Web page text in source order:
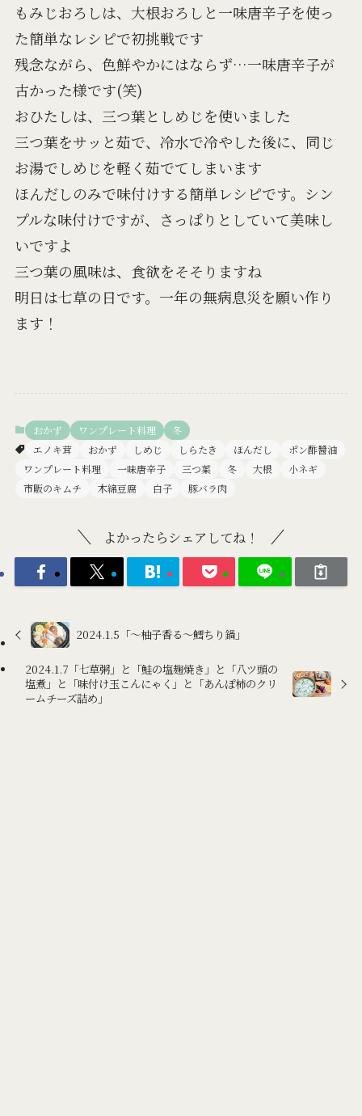
もみじおろしは、大根おろしと一味唐辛子を使っ
た簡単なレシピで初挑戦です
残念ながら、色鮮やかにはならず…一味唐辛子が
古かった様です(笑)
おひたしは、三つ葉としめじを使いました
三つ葉をサッと茹で、冷水で冷やした後に、同じ
お湯でしめじを軽く茹でてしまいます
ほんだしのみで味付けする簡単レシピです。シン
プルな味付けですが、さっぱりとしていて美味し
いですよ
三つ葉の風味は、食欲をそそりますね
明日は七草の日です。一年の無病息災を願い作り
ます！
おかず ワンプレート料理
冬
エノキ茸
おかず しめじ しらたき ほんだし
ポン酢醬油
ワンプレート料理
一味唐辛子 三つ葉 冬 大根
小ネギ
市販のキムチ
木綿豆腐 白子 豚バラ肉
よかったらシェアしてね！
2024.1.5「～柚子香る～鱈ちり鍋」
2024.1.7「七草粥」と「鮭の塩麹焼き」と「八ツ頭の
塩煮」と「味付け玉こんにゃく」と「あんぽ柿のクリ
ームチーズ詰め」